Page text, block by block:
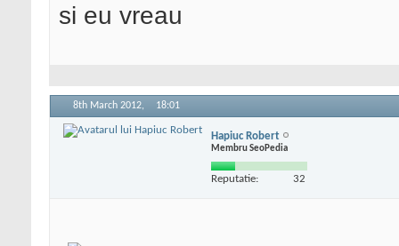
si eu vreau
8th March 2012, 18:01
Hapiuc Robert
Membru SeoPedia
Reputatie: 32